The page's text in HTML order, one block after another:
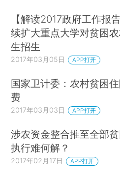
【解读2017政府工作报
续扩大重点大学对贫困
生招生
2017年03月05日 APP打开
国家卫计委：农村贫困
费
2017年03月03日 APP打开
涉农资金整合推至全部
执行难何解？
2017年02月17日 APP打开